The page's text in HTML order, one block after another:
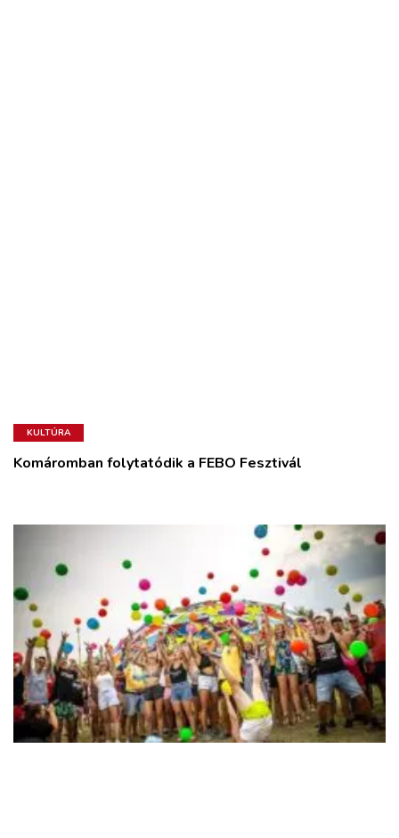
KULTÚRA
Komáromban folytatódik a FEBO Fesztivál